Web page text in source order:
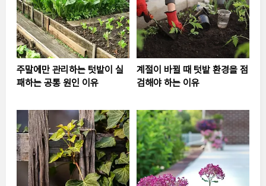
주말에만 관리하는 텃밭이 실
패하는 공통 원인 이유
계절이 바뀔 때 텃밭 환경을 점
검해야 하는 이유